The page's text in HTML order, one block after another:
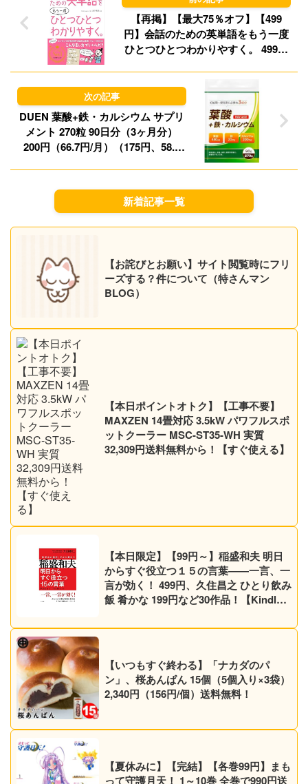
n
【再掲】【最大75％オフ】【499
円】会話のための英単語をもう一度
ひとつひとつわかりやすく。 499円
Kindleセール】
DUEN 葉酸+鉄・カルシウム サプリ
メント 270粒 90日分（3ヶ月分）
200円（66.7円/月）（175円、58.3
新着記事一覧
【お詫びとお願い】サイト閲覧時にフリ
ーズする？件について（特さんマン
BLOG）
【本日ポイントオトク】【工事不要】
MAXZEN 14畳対応 3.5kW パワフルスポ
ットクーラー MSC-ST35-WH 実質
32,309円送料無料から！【すぐ使える】
【本日限定】【99円～】稲盛和夫 明日
からすぐ役立つ１５の言葉――一言、一
言が効く！ 499円、久住昌之 ひとり飲み
飯 肴かな 199円など30作品！【Kindle
【いつもすぐ終わる】「ナカダのパ
ン」、桜あんぱん 15個（5個入り×3袋）
2,340円（156円/個）送料無料！
【夏休みに】【完結】【各巻99円】まも
って守護月天！ 1～10巻 全巻で990円送